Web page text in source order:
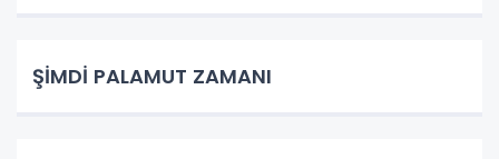
ŞİMDİ PALAMUT ZAMANI